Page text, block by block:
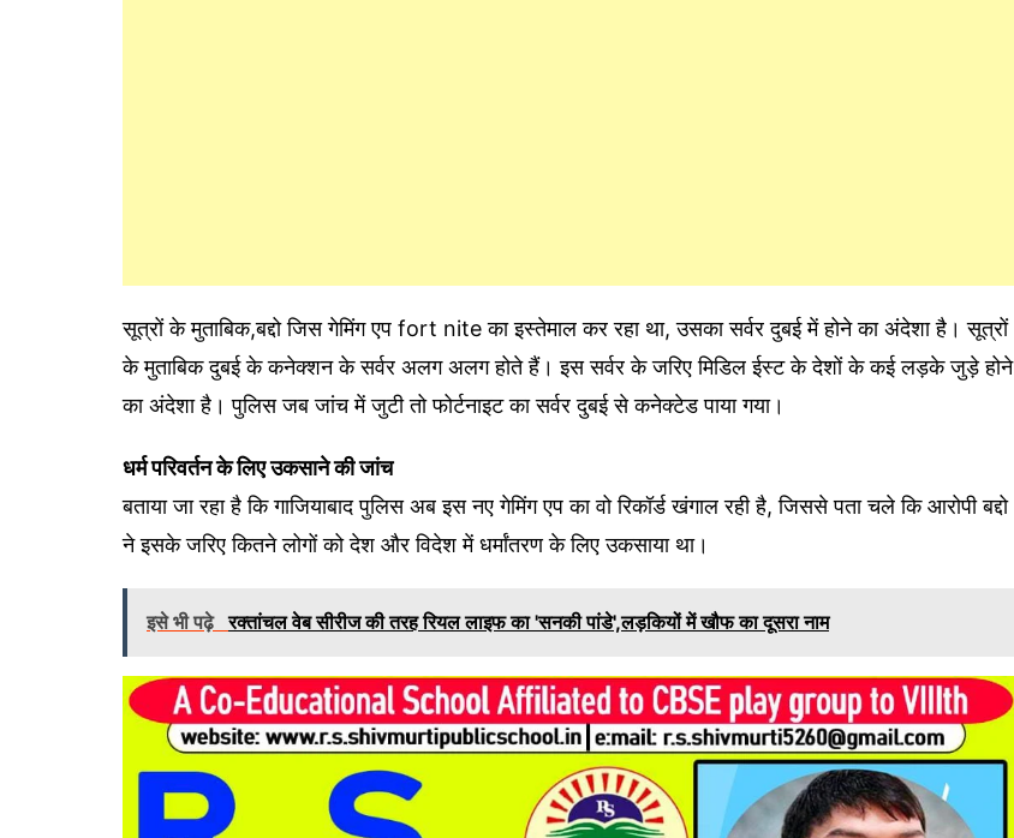
सूत्रों के मुताबिक,बद्दो जिस गेमिंग एप fort nite का इस्तेमाल कर रहा था, उसका सर्वर दुबई में होने का अंदेशा है। सूत्रों
के मुताबिक दुबई के कनेक्शन के सर्वर अलग अलग होते हैं। इस सर्वर के जरिए मिडिल ईस्ट के देशों के कई लड़के जुड़े होने
का अंदेशा है। पुलिस जब जांच में जुटी तो फोर्टनाइट का सर्वर दुबई से कनेक्टेड पाया गया।
धर्म परिवर्तन के लिए उकसाने की जांच
बताया जा रहा है कि गाजियाबाद पुलिस अब इस नए गेमिंग एप का वो रिकॉर्ड खंगाल रही है, जिससे पता चले कि आरोपी बद्दो
ने इसके जरिए कितने लोगों को देश और विदेश में धर्मांतरण के लिए उकसाया था।
इसे भी पढ़े रक्तांचल वेब सीरीज की तरह रियल लाइफ का 'सनकी पांडे',लड़कियों में खौफ का दूसरा नाम